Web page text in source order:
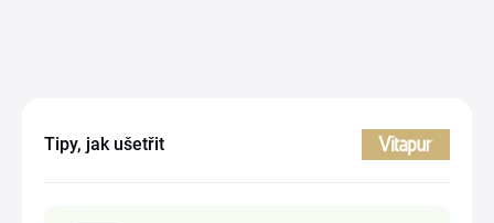
Tipy, jak ušetřit